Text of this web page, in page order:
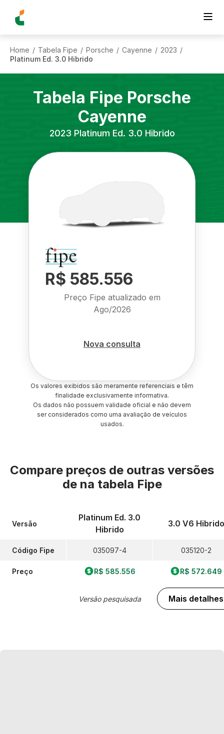
Home / Tabela Fipe / Porsche / Cayenne / 2023 /
Platinum Ed. 3.0 Hibrido
Tabela Fipe Porsche
Cayenne
2023 Platinum Ed. 3.0 Hibrido
R$ 585.556
Preço Fipe atualizado em
Ago/2026
Nova consulta
Os valores exibidos são meramente referenciais e têm
finalidade exclusivamente informativa.
Os dados não possuem validade oficial e não devem
ser considerados como uma avaliação de veículos
usados.
Compare preços de outras versões
de na tabela Fipe
Versão
Código Fipe
Preço
Platinum Ed. 3.0
Hibrido
035097-4
R$ 585.556
Versão pesquisada
3.0 V6 Hibrido
035120-2
R$ 572.649
Mais detalhes